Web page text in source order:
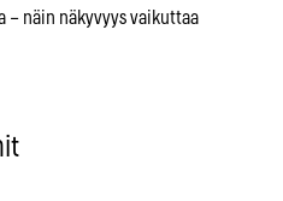
– näin näkyvyys vaikuttaa